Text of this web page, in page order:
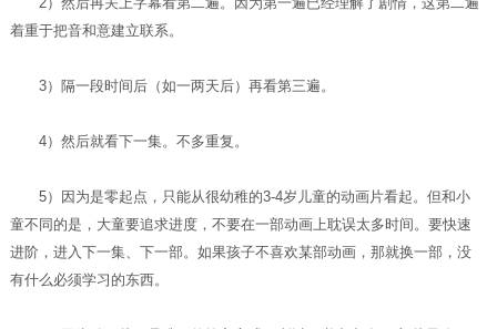
着重于把音和意建立联系。
3）隔一段时间后（如一两天后）再看第三遍。
4）然后就看下一集。不多重复。
5）因为是零起点，只能从很幼稚的3-4岁儿童的动画片看起。但和小
童不同的是，大童要追求进度，不要在一部动画上耽误太多时间。要快速
进阶，进入下一集、下一部。如果孩子不喜欢某部动画，那就换一部，没
有什么必须学习的东西。